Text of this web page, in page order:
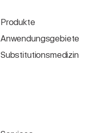
Produkte
Anwendungsgebiete
Substitutionsmedizin